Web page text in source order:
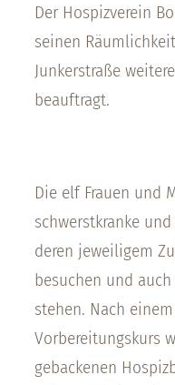
Der Hospizverein
seinen
Junkerstraße
beauftragt.
Die elf Frauen und
schwerstkranke
deren jeweiligem
besuchen und
stehen. Nach
Vorbereitungskurs
gebackenen